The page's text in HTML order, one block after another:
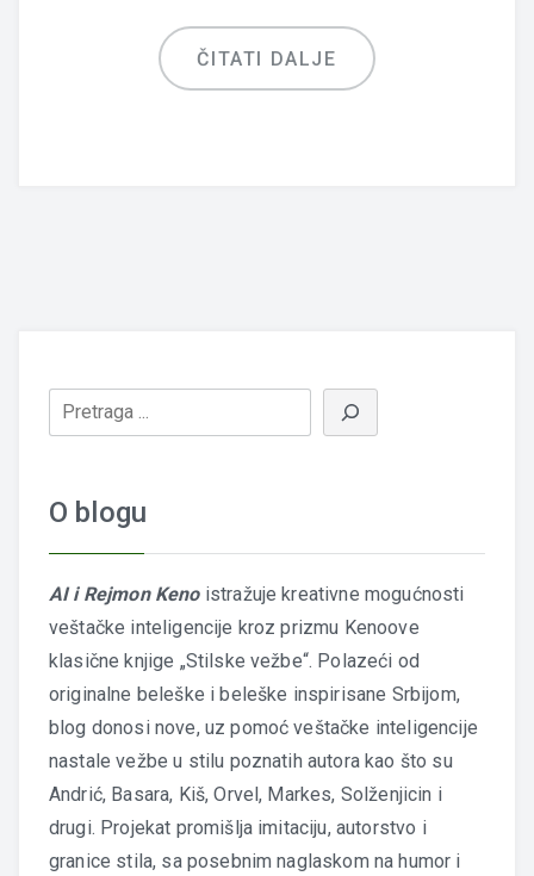
ČITATI DALJE
O blogu
AI i Rejmon Kenoistražuje kreativne mogućnosti
veštačke inteligencije kroz prizmu Kenoove
klasične knjige „Stilske vežbe“. Polazeći od
originalne beleške i beleške inspirisane Srbijom,
blog donosi nove, uz pomoć veštačke inteligencije
nastale vežbe u stilu poznatih autora kao što su
Andrić, Basara, Kiš, Orvel, Markes, Solženjicin i
drugi. Projekat promišlja imitaciju, autorstvo i
granice stila, sa posebnim naglaskom na humor i